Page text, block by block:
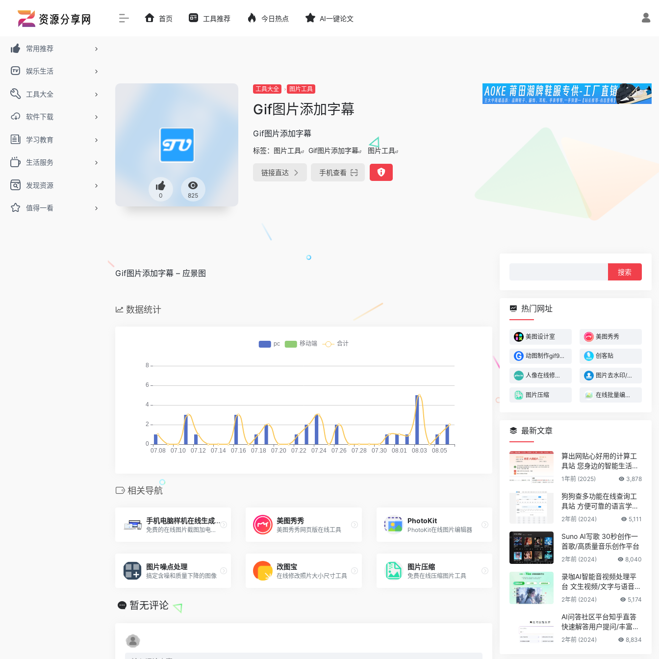
常用推荐
娱乐生活
工具大全
软件下载
学习教育
生活服务
发现资源
值得一看
首页 工具推荐 今日热点 AI一键论文
0 825
工具大全 图片工具
Gif图片添加字幕
Gif图片添加字幕
标签： 图片工具 Gif图片添加字幕 图片工具
链接直达 手机查看
Gif图片添加字幕 – 应景图
数据统计
相关导航
手机电脑样机在线生成器
免费的在线图片截图加电脑手机外壳外框工具
美图秀秀
美图秀秀网页版在线工具
PhotoKit
PhotoKit在线图片编辑器
图片噪点处理
搞定含噪和质量下降的图像
改图宝
在线修改照片大小尺寸工具
图片压缩
免费在线压缩图片工具
暂无评论
热门网址
美图设计室 美图秀秀
动图制作gif996 创客贴
人像在线修图,照片在线编辑器 图片去水印/杂物
图片压缩 在线批量编辑图片
最新文章
算出网贴心好用的计算工
具站 您身边的智能生活计
算助手
1年前 (2025) 3,878
狗狗查多功能在线查询工
具站 方便可靠的语言学习
平台
2年前 (2024) 5,111
Suno AI写歌 30秒创作一
首歌/高质量音乐创作平台
2年前 (2024) 8,040
录咖AI智能音视频处理平
台 文生视频/文字与语音互
转
2年前 (2024) 5,174
AI问答社区平台知乎直答
快速解答用户提问/丰富的
专业知识储备
2年前 (2024) 8,834